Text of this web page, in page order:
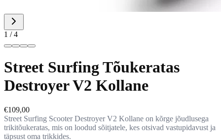
1 /4
Street Surfing Tõukeratas
Destroyer V2 Kollane
€109,00
Street Surfing Scooter Destroyer V2 Kollane on kõrge jõudlusega
trikitõukeratas, mis on loodud sõitjatele, kes otsivad vastupidavust ja
täpsust oma trikkides.